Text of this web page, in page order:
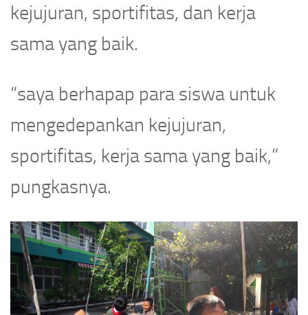
kejujuran, sportifitas, dan kerja
sama yang baik.
“saya berhapap para siswa untuk
mengedepankan kejujuran,
sportifitas, kerja sama yang baik,”
pungkasnya.